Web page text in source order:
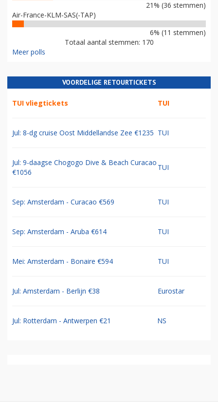
21% (36 stemmen)
Air-France-KLM-SAS(-TAP)
6% (11 stemmen)
Totaal aantal stemmen: 170
Meer polls
VOORDELIGE RETOURTICKETS
TUI vliegtickets TUI
Jul: 8-dg cruise Oost Middellandse Zee €1235 TUI
Jul: 9-daagse Chogogo Dive & Beach Curacao
€1056
TUI
Sep: Amsterdam - Curacao €569 TUI
Sep: Amsterdam - Aruba €614 TUI
Mei: Amsterdam - Bonaire €594 TUI
Jul: Amsterdam - Berlijn €38 Eurostar
Jul: Rotterdam - Antwerpen €21 NS